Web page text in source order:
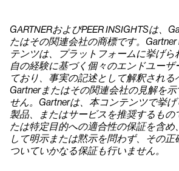
GARTNERおよびPEER INSIGHTSは、
たはその関連会社の商標です。Gartner
テンツは、プラットフォームに挙げ
自の経験に基づく個々のエンドユー
ており、事実の記述として解釈される
Gartnerまたはその関連会社の見解を
せん。Gartnerは、本コンテンツで挙げ
製品、またはサービスを推奨するもの
たは特定目的への適合性の保証を含
して明示または黙示を問わず、その
ついていかなる保証も行いません。